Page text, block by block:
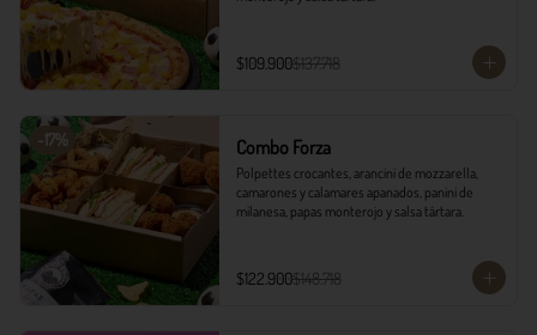
$109.900$137.718
-17% Combo Forza
Polpettes crocantes, arancini de mozzarella,
camarones y calamares apanados, panini de
milanesa, papas monterojo y salsa tártara.
$122.900$148.718